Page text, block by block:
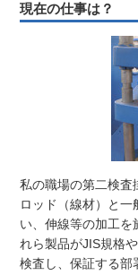
現在の仕事は？
私の職場の第二検査
ロッド（線材）と
い、伸線等の加工を
れら製品がJIS規格
検査し、保証する部